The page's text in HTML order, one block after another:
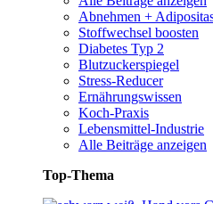
Abnehmen +
Stoffwechsel boosten
Diabetes Typ 2
Blutzuckerspiegel
Stress-Reducer
Ernährungswissen
Koch-Praxis
Lebensmittel-Industrie
Alle Beiträge anzeigen
Top-Thema